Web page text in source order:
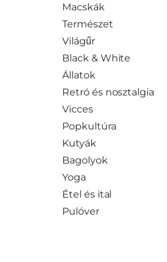
Macskák
Természet
Világűr
Black & White
Állatok
Retró és nosztalgia
Vicces
Popkultúra
Kutyák
Bagolyok
Yoga
Étel és ital
Pulóver